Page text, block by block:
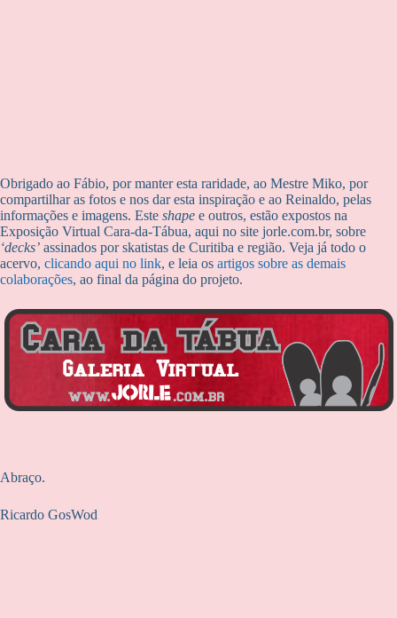
Obrigado ao Fábio, por manter esta raridade, ao Mestre Miko, por
compartilhar as fotos e nos dar esta inspiração e ao Reinaldo, pelas
informações e imagens. Este shape e outros, estão expostos na
Exposição Virtual Cara-da-Tábua, aqui no site jorle.com.br, sobre
‘decks’ assinados por skatistas de Curitiba e região. Veja já todo o
acervo, clicando aqui no link, e leia os artigos sobre as demais
colaborações, ao final da página do projeto.
Abraço.
Ricardo GosWod